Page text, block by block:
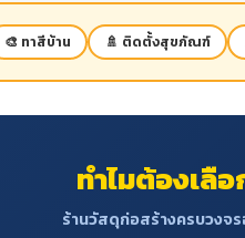
🎨 ทาสีบ้าน 🚿 ติดตั้งสุขภัณฑ์
ทำไมต้องเลื
ร้านวัสดุก่อสร้างครบวงจ